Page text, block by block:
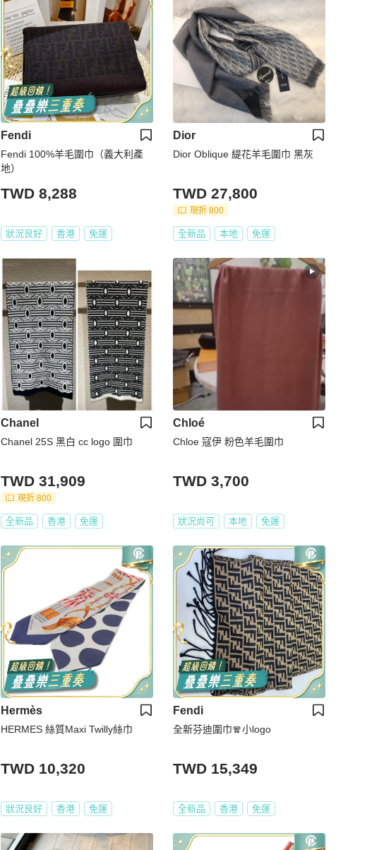
Fendi
Fendi 100%羊毛圍巾（義大利產
地）
TWD 8,288
狀況良好 香港 免運
Dior
Dior Oblique 緹花羊毛圍巾 黑灰
TWD 27,800
現折 800
全新品 本地 免運
Chanel
Chanel 25S 黑白 cc logo 圍巾
TWD 31,909
現折 800
全新品 香港 免運
Chloé
Chloe 寇伊 粉色羊毛圍巾
TWD 3,700
狀況尚可 本地 免運
Hermès
HERMES 絲質Maxi Twilly絲巾
TWD 10,320
狀況良好 香港 免運
Fendi
全新芬迪圍巾🧣小logo
TWD 15,349
全新品 香港 免運